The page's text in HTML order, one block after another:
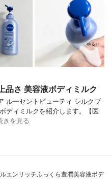
品さ 美容液ボディミルク
ルーセントビューティ シルクブ
ディミルクを紹介します。【医
きを見る
エンリッチふっくら豊潤美容液ボデ